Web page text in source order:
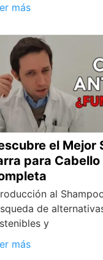
más
el Mejor
para Cabello
al
de
y
más